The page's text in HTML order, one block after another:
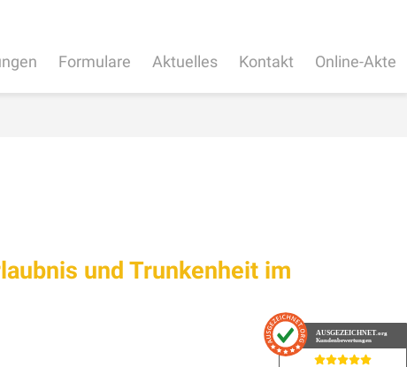
Formulare Aktuelles Kontakt Online-Akte
und Trunkenheit im
AUSGEZEICHNET .org
Kundenbewertungen